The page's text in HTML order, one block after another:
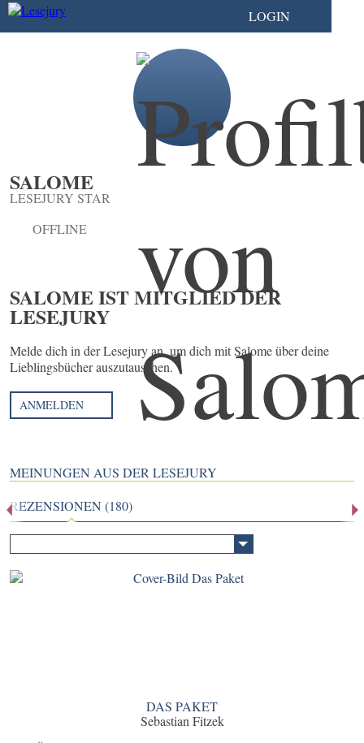
LOGIN
SALOME
LESEJURY STAR
OFFLINE
SALOME IST MITGLIED DER
LESEJURY
Melde dich in der Lesejury an, um dich mit Salome über deine
Lieblingsbücher auszutauschen.
ANMELDEN
MEINUNGEN AUS DER LESEJURY
REZENSIONEN (180)
DAS PAKET
Sebastian Fitzek